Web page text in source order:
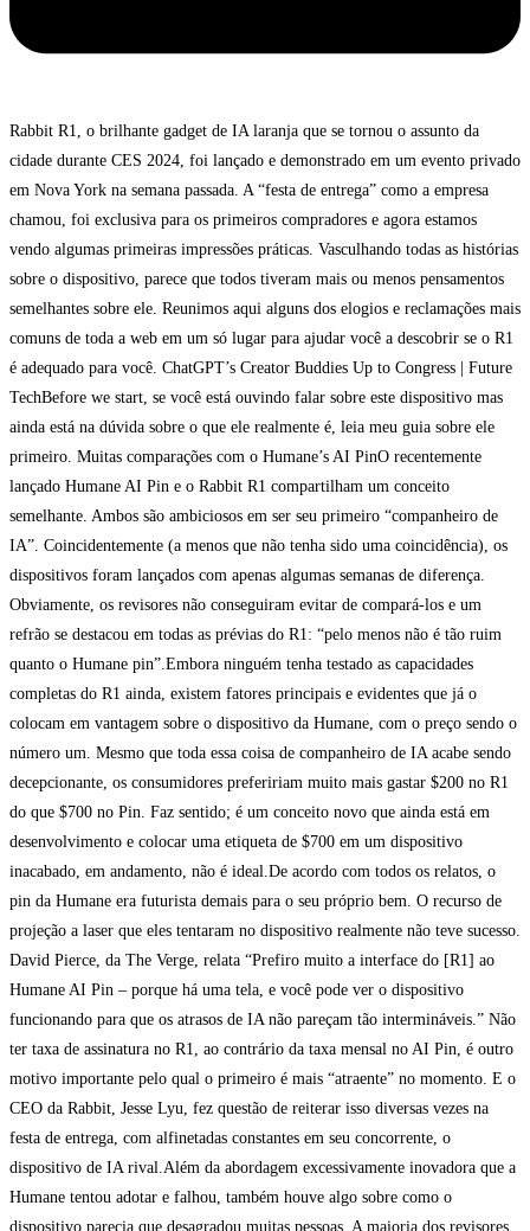
Rabbit R1, o brilhante gadget de IA laranja que se tornou o assunto da
cidade durante CES 2024, foi lançado e demonstrado em um evento privado
em Nova York na semana passada. A “festa de entrega” como a empresa
chamou, foi exclusiva para os primeiros compradores e agora estamos
vendo algumas primeiras impressões práticas. Vasculhando todas as histórias
sobre o dispositivo, parece que todos tiveram mais ou menos pensamentos
semelhantes sobre ele. Reunimos aqui alguns dos elogios e reclamações mais
comuns de toda a web em um só lugar para ajudar você a descobrir se o R1
é adequado para você. ChatGPT’s Creator Buddies Up to Congress | Future
TechBefore we start, se você está ouvindo falar sobre este dispositivo mas
ainda está na dúvida sobre o que ele realmente é, leia meu guia sobre ele
primeiro. Muitas comparações com o Humane’s AI PinO recentemente
lançado Humane AI Pin e o Rabbit R1 compartilham um conceito
semelhante. Ambos são ambiciosos em ser seu primeiro “companheiro de
IA”. Coincidentemente (a menos que não tenha sido uma coincidência), os
dispositivos foram lançados com apenas algumas semanas de diferença.
Obviamente, os revisores não conseguiram evitar de compará-los e um
refrão se destacou em todas as prévias do R1: “pelo menos não é tão ruim
quanto o Humane pin”.Embora ninguém tenha testado as capacidades
completas do R1 ainda, existem fatores principais e evidentes que já o
colocam em vantagem sobre o dispositivo da Humane, com o preço sendo o
número um. Mesmo que toda essa coisa de companheiro de IA acabe sendo
decepcionante, os consumidores prefeririam muito mais gastar $200 no R1
do que $700 no Pin. Faz sentido; é um conceito novo que ainda está em
desenvolvimento e colocar uma etiqueta de $700 em um dispositivo
inacabado, em andamento, não é ideal.De acordo com todos os relatos, o
pin da Humane era futurista demais para o seu próprio bem. O recurso de
projeção a laser que eles tentaram no dispositivo realmente não teve sucesso.
David Pierce, da The Verge, relata “Prefiro muito a interface do [R1] ao
Humane AI Pin – porque há uma tela, e você pode ver o dispositivo
funcionando para que os atrasos de IA não pareçam tão intermináveis.” Não
ter taxa de assinatura no R1, ao contrário da taxa mensal no AI Pin, é outro
motivo importante pelo qual o primeiro é mais “atraente” no momento. E o
CEO da Rabbit, Jesse Lyu, fez questão de reiterar isso diversas vezes na
festa de entrega, com alfinetadas constantes em seu concorrente, o
dispositivo de IA rival.Além da abordagem excessivamente inovadora que a
Humane tentou adotar e falhou, também houve algo sobre como o
dispositivo parecia que desagradou muitas pessoas. A maioria dos revisores